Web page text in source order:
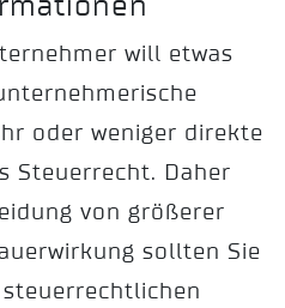
will etwas
oder weniger direkte
Steuerrecht. Daher
von größerer
sollten Sie